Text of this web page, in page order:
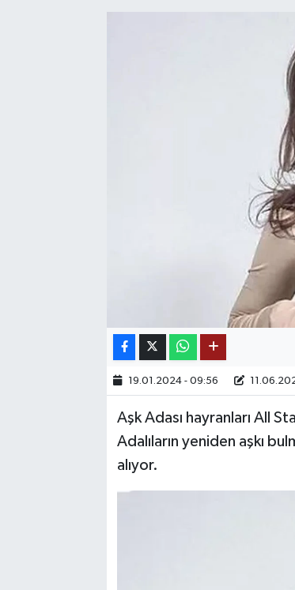
19.01.2024 - 09:56
Aşk Adası hayranları All
Adalıların yeniden aşkı
alıyor.
KÜLTÜR SANAT